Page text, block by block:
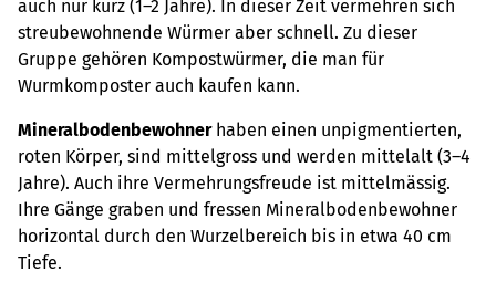
auch nur kurz (1–2 Jahre). In dieser Zeit vermehren sich
streubewohnende Würmer aber schnell. Zu dieser
Gruppe gehören Kompostwürmer, die man für
Wurmkomposter auch kaufen kann.
Mineralbodenbewohnerhaben einen unpigmentierten,
roten Körper, sind mittelgross und werden mittelalt (3–4
Jahre). Auch ihre Vermehrungsfreude ist mittelmässig.
Ihre Gänge graben und fressen Mineralbodenbewohner
horizontal durch den Wurzelbereich bis in etwa 40 cm
Tiefe.